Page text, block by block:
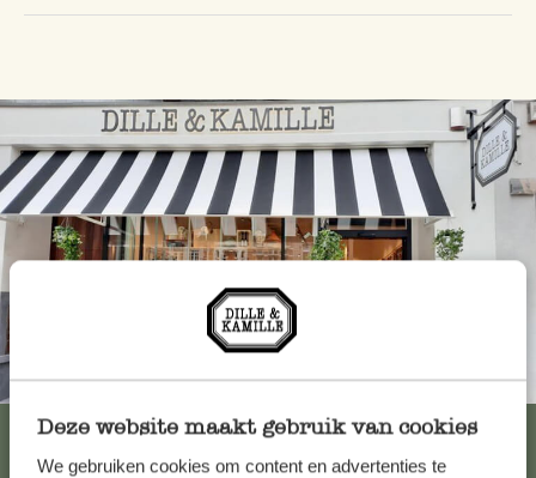
Deze website maakt gebruik van cookies
We gebruiken cookies om content en advertenties te
Immer in der Nähe
Alle 62 Geschäfte anzeigen